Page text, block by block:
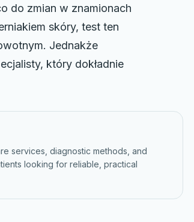
do zmian w znamionach
skóry, test ten
Jednakże
który dokładnie
services, diagnostic methods, and
looking for reliable, practical